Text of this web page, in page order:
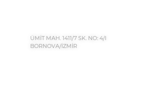
ÜMİT MAH. 1411/7 SK. NO: 4/I
BORNOVA/İZMİR